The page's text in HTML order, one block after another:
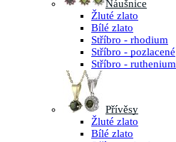
Náušnice
Žluté zlato
Bílé zlato
Stříbro - rhodium
Stříbro - pozlacené
Stříbro - ruthenium
Přívěsy
Žluté zlato
Bílé zlato